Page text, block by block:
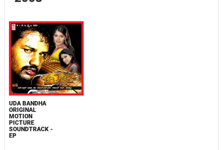
UDA BANDHA
ORIGINAL
MOTION
PICTURE
SOUNDTRACK -
EP